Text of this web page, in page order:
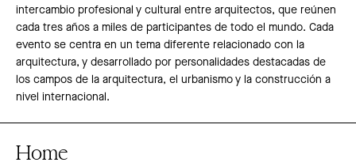
intercambio profesional y cultural entre arquitectos, que reúnen
cada tres años a miles de participantes de todo el mundo. Cada
evento se centra en un tema diferente relacionado con la
arquitectura, y desarrollado por personalidades destacadas de
los campos de la arquitectura, el urbanismo y la construcción a
nivel internacional.
Home